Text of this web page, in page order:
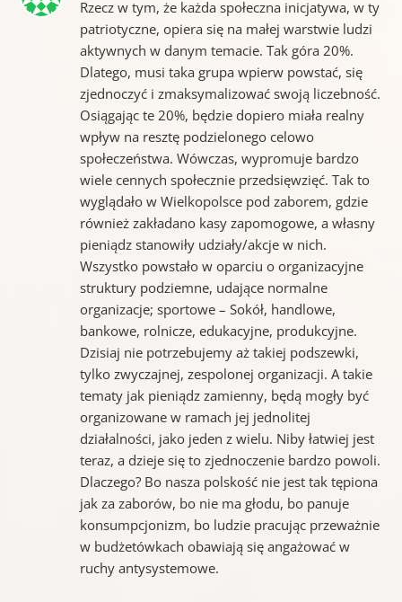
Rzecz w tym, że każda społeczna inicjatywa, w ty
patriotyczne, opiera się na małej warstwie ludzi
aktywnych w danym temacie. Tak góra 20%.
Dlatego, musi taka grupa wpierw powstać, się
zjednoczyć i zmaksymalizować swoją liczebność.
Osiągając te 20%, będzie dopiero miała realny
wpływ na resztę podzielonego celowo
społeczeństwa. Wówczas, wypromuje bardzo
wiele cennych społecznie przedsięwzięć. Tak to
wyglądało w Wielkopolsce pod zaborem, gdzie
również zakładano kasy zapomogowe, a własny
pieniądz stanowiły udziały/akcje w nich.
Wszystko powstało w oparciu o organizacyjne
struktury podziemne, udające normalne
organizacje; sportowe – Sokół, handlowe,
bankowe, rolnicze, edukacyjne, produkcyjne.
Dzisiaj nie potrzebujemy aż takiej podszewki,
tylko zwyczajnej, zespolonej organizacji. A takie
tematy jak pieniądz zamienny, będą mogły być
organizowane w ramach jej jednolitej
działalności, jako jeden z wielu. Niby łatwiej jest
teraz, a dzieje się to zjednoczenie bardzo powoli.
Dlaczego? Bo nasza polskość nie jest tak tępiona
jak za zaborów, bo nie ma głodu, bo panuje
konsumpcjonizm, bo ludzie pracując przeważnie
w budżetówkach obawiają się angażować w
ruchy antysystemowe.